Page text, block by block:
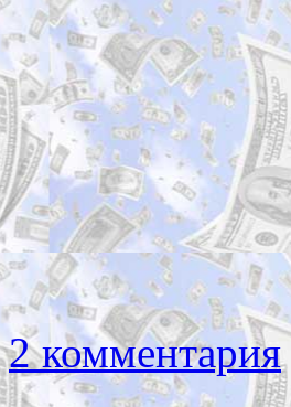
2 комментария